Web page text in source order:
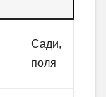
Сади,
поля